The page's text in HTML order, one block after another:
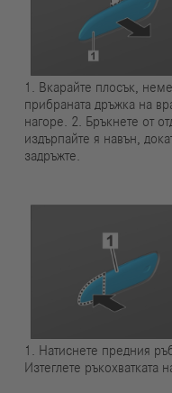
1. Вкарайте плосък,
прибраната дръжка на
нагоре. 2. Бръкнете от
издърпайте я навън,
задръжте.
1. Натиснете предния
Изтеглете ръкохватката